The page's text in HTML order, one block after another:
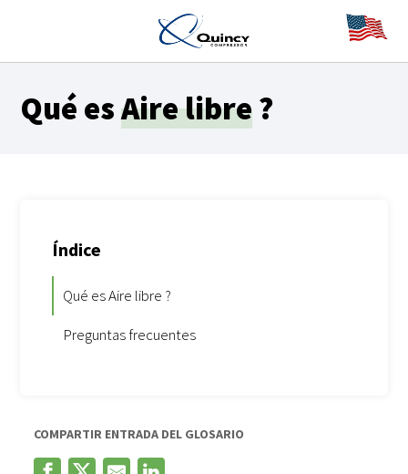
Qué esAire libre?
Índice
Qué es Aire libre ?
Preguntas frecuentes
COMPARTIR ENTRADA DEL GLOSARIO